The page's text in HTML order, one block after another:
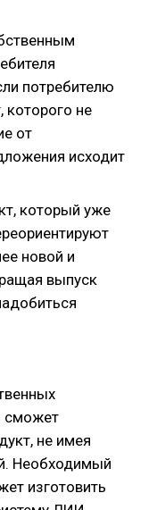
потребителю
которого не
от
исходит
который уже
новой и
выпуск
сможет
не имея
Необходимый
изготовить